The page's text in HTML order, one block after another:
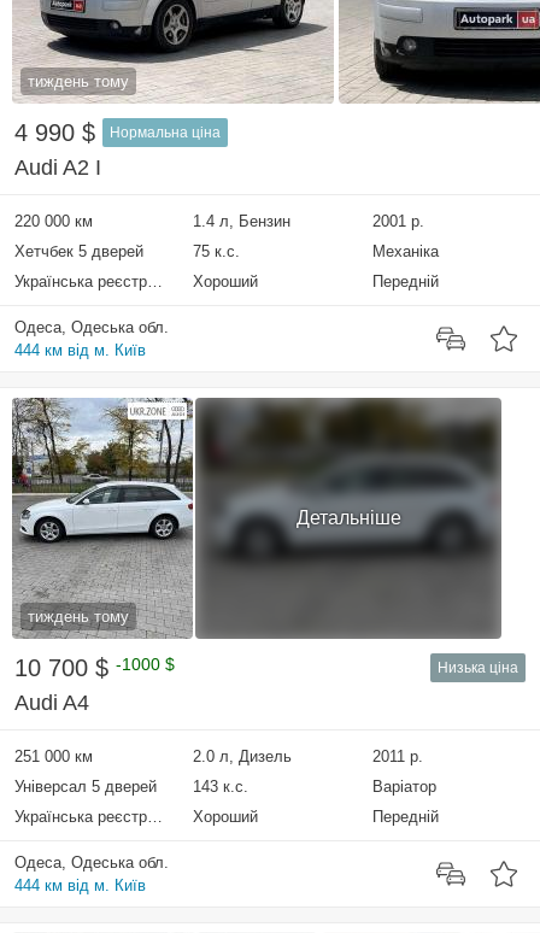
тиждень тому
4 990 $ Нормальна ціна
Audi A2 I
220 000 км 1.4 л, Бензин
2001 р.
Хетчбек 5 дверей
75 к.с.
Механіка
Українська реєстрація
Хороший Передній
Одеса, Одеська обл.
444 км від м. Київ
тиждень тому
Детальніше
10 700 $ -1000 $ Низька ціна
Audi A4
251 000 км 2.0 л, Дизель
2011 р.
Універсал 5 дверей
143 к.с.
Варіатор
Українська реєстрація
Хороший Передній
Одеса, Одеська обл.
444 км від м. Київ